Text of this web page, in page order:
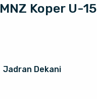
Koper U-15
Jadran Dekani